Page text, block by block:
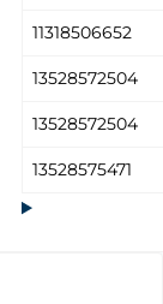
11318506652
13528572504
13528572504
13528575471